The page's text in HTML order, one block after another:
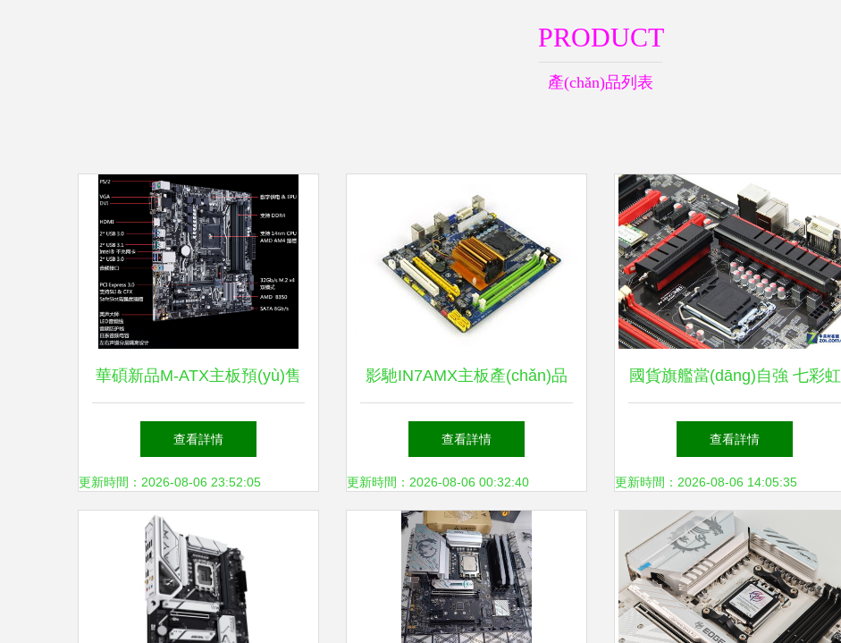
PRODUCT
產(chǎn)品列表
華碩新品M-ATX主板預(yù)售
ASUS PRIME B350M-A 主板
亮點解析
查看詳情
更新時間：2026-08-06 23:52:05
影馳IN7AMX主板產(chǎn)品
外觀與設(shè)計解析
查看詳情
更新時間：2026-08-06 00:32:40
國貨旗艦當(dāng)自強 七彩虹
戰(zhàn)旗C.Z87WF圖賞
查看詳情
更新時間：2026-08-06 14:05:35